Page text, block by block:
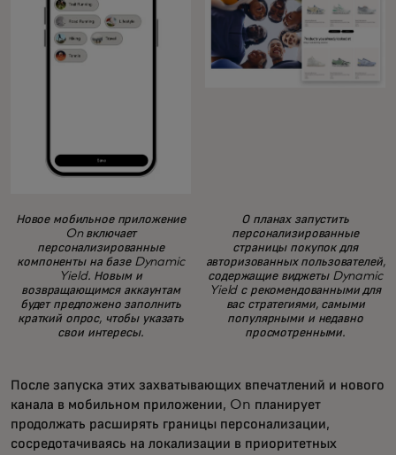
Новое мобильное приложение
On включает
персонализированные
компоненты на базе Dynamic
Yield. Новым и
возвращающимся аккаунтам
будет предложено заполнить
краткий опрос, чтобы указать
свои интересы.
О планах запустить
персонализированные
страницы покупок для
авторизованных пользователей,
содержащие виджеты Dynamic
Yield с рекомендованными для
вас стратегиями, самыми
популярными и недавно
просмотренными.
После запуска этих захватывающих впечатлений и нового
канала в мобильном приложении, On планирует
продолжать расширять границы персонализации,
сосредотачиваясь на локализации в приоритетных